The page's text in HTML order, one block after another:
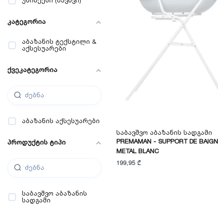
Საბავშვო Აბაზანის Სადგამი
PREMAMAN - SUPPORT DE
METAL BLANC
199,95 ₾
კატეგორია
აბაზანის ტექსტილი &
აქსესუარები
ქვეკატეგორია
აბაზანის აქსესუარები
პროდუქტის ტიპი
საბავშვო აბაზანის
სადგამი